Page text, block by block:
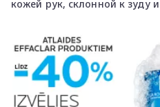
кожей рук, склонной к зуду